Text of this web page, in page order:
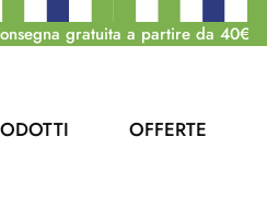
gratuita a partire da 40€
OFFERTE